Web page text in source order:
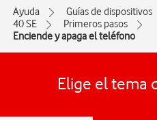
Ayuda Guías de dispositivos
40 SE
Primeros pasos
Enciende y apaga el teléfono
Elige el tema